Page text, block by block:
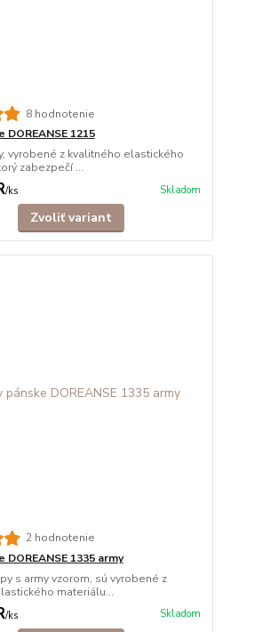
8 hodnotenie
DOREANSE 1215
vyrobené z kvalitného elastického
zabezpečí ...
/ks Skladom
Zvoliť variant
2 hodnotenie
DOREANSE 1335 army
s army vzorom, sú vyrobené z
materiálu...
/ks Skladom